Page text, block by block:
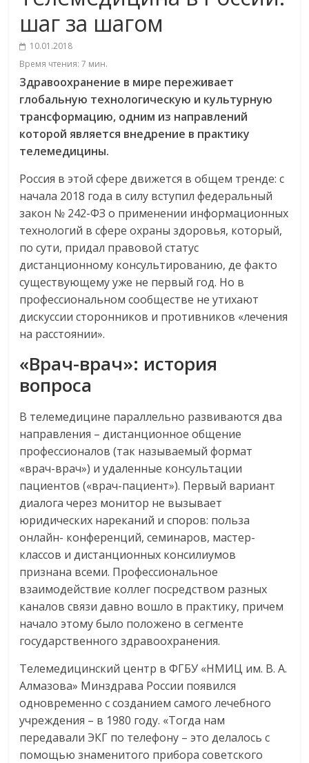
шаг за шагом
10.01.2018
Время чтения:7 мин.
Здравоохранение в мире переживает
глобальную технологическую и культурную
трансформацию, одним из направлений
которой является внедрение в практику
телемедицины.
Россия в этой сфере движется в общем тренде: с
начала 2018 года в силу вступил федеральный
закон № 242-ФЗ о применении информационных
технологий в сфере охраны здоровья, который,
по сути, придал правовой статус
дистанционному консультированию, де факто
существующему уже не первый год. Но в
профессиональном сообществе не утихают
дискуссии сторонников и противников «лечения
на расстоянии».
«Врач-врач»: история
вопроса
В телемедицине параллельно развиваются два
направления – дистанционное общение
профессионалов (так называемый формат
«врач-врач») и удаленные консультации
пациентов («врач-пациент»). Первый вариант
диалога через монитор не вызывает
юридических нареканий и споров: польза
онлайн- конференций, семинаров, мастер-
классов и дистанционных консилиумов
признана всеми. Профессиональное
взаимодействие коллег посредством разных
каналов связи давно вошло в практику, причем
начало этому было положено в сегменте
государственного здравоохранения.
Телемедицинский центр в ФГБУ «НМИЦ им. В. А.
Алмазова» Минздрава России появился
одновременно с созданием самого лечебного
учреждения – в 1980 году. «Тогда нам
передавали ЭКГ по телефону – это делалось с
помощью знаменитого прибора советского